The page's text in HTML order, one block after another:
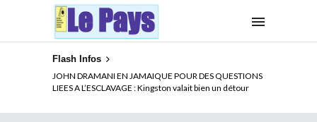
Flash Infos
JOHN DRAMANI EN JAMAIQUE POUR DES QUESTIONS
LIEES A L’ESCLAVAGE : Kingston valait bien un détour
ELECTION DE TALON A LA TETE DU SENAT BENINOIS :
Quand Patrice quitte le pouvoir sans partir !